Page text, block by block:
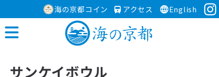
海の京都コイン アクセス English
サンケイボウル